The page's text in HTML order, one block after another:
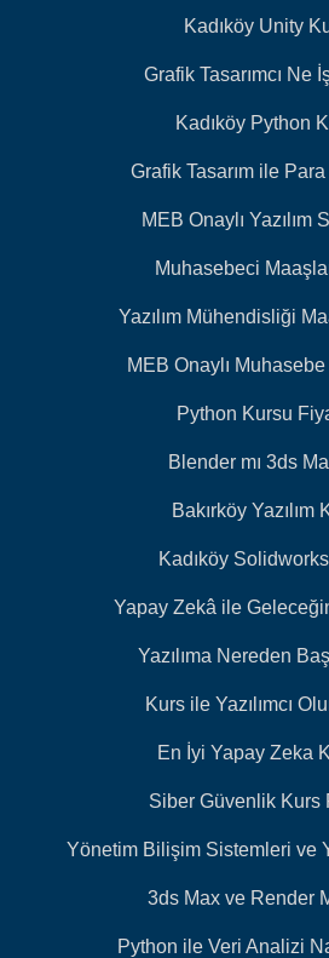
Kadıköy Unity
Grafik Tasarımcı Ne
Kadıköy Python
Grafik Tasarım ile
MEB Onaylı Yazılım
Muhasebeci
Yazılım Mühendisliği
MEB Onaylı Muhasebe
Python Kursu
Blender mı 3ds
Bakırköy Yazılım
Kadıköy
Yapay Zekâ ile
Yazılıma Nereden
Kurs ile Yazılımcı
En İyi Yapay Zeka
Siber Güvenlik Kurs
Yönetim Bilişim Sistemleri ve
3ds Max ve Render
Python ile Veri Analizi